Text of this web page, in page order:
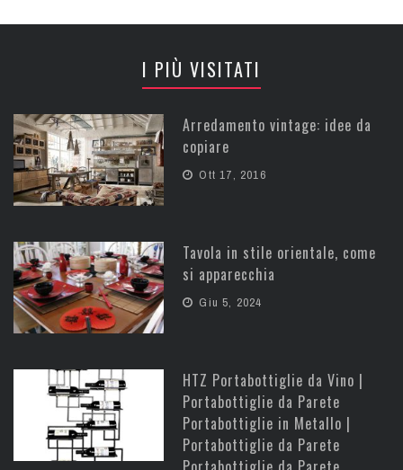
I PIÙ VISITATI
Arredamento vintage: idee da
copiare
Ott 17, 2016
Tavola in stile orientale, come
si apparecchia
Giu 5, 2024
HTZ Portabottiglie da Vino |
Portabottiglie da Parete
Portabottiglie in Metallo |
Portabottiglie da Parete